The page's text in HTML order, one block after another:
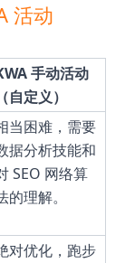
活动
手动活动
（自定义）
当困难，需要
据分析技能和
SEO 网络算
的理解。
对优化，跑步